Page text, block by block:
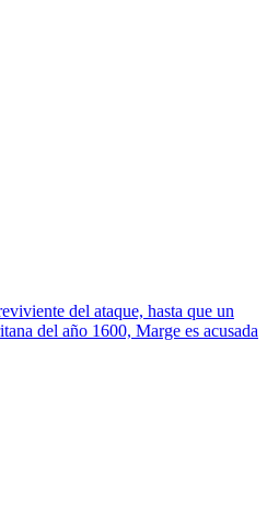
del ataque, hasta que un
del año 1600, Marge es acusada